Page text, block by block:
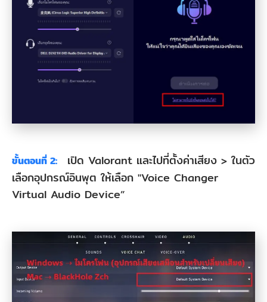
ขั้นตอนที่ 2:
เปิด Valorant และไปที่ตั้งค่าเสียง > ในตัว
เลือกอุปกรณ์อินพุต ให้เลือก "Voice Changer
Virtual Audio Device”